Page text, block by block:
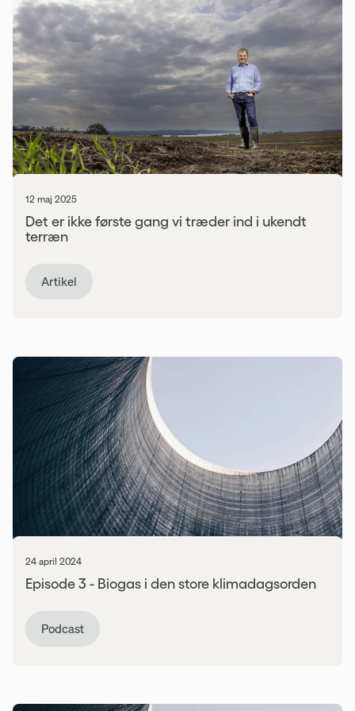
12 maj 2025
Det er ikke første gang vi træder ind i ukendt
terræn
Artikel
24 april 2024
Episode 3 - Biogas i den store klimadagsorden
Podcast